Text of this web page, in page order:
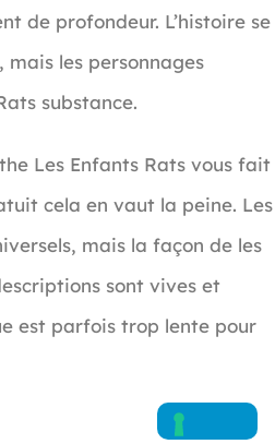
de profondeur. L’histoire se
mais les personnages
substance.
Les Enfants Rats vous fait
cela en vaut la peine. Les
mais la façon de les
sont vives et
est parfois trop lente pour